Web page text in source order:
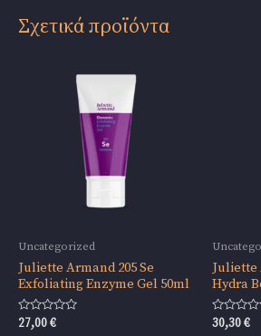
Σχετικά προϊόντα
Uncategorized
Juliette Armand 205 Se
Exfoliating Enzyme Gel 50ml
Βαθμολογήθηκε
27,00€
Juliette
Hydra
30,30€